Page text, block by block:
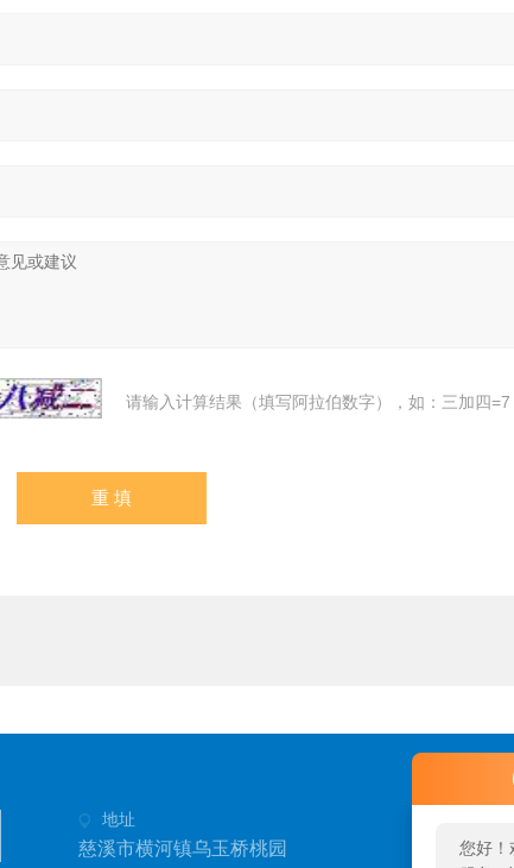
您好
服务
您好，
请输入计算结果（填写阿拉伯数字），如：三加四=7
地址
慈溪市横河镇乌玉桥桃园